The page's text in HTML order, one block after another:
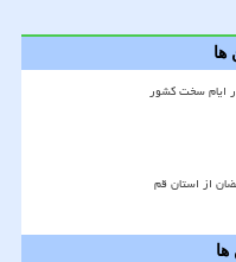
ها
ایام سخت کشور
از استان قم